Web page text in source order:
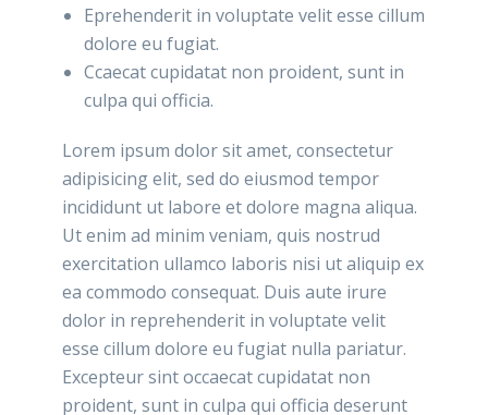
Eprehenderit in voluptate velit esse cillum
dolore eu fugiat.
Ccaecat cupidatat non proident, sunt in
culpa qui officia.
Lorem ipsum dolor sit amet, consectetur
adipisicing elit, sed do eiusmod tempor
incididunt ut labore et dolore magna aliqua.
Ut enim ad minim veniam, quis nostrud
exercitation ullamco laboris nisi ut aliquip ex
ea commodo consequat. Duis aute irure
dolor in reprehenderit in voluptate velit
esse cillum dolore eu fugiat nulla pariatur.
Excepteur sint occaecat cupidatat non
proident, sunt in culpa qui officia deserunt